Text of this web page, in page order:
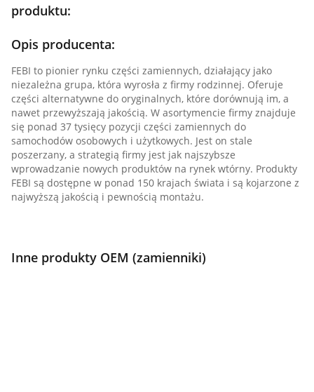
produktu:
Opis producenta:
FEBI to pionier rynku części zamiennych, działający jako
niezależna grupa, która wyrosła z firmy rodzinnej. Oferuje
części alternatywne do oryginalnych, które dorównują im, a
nawet przewyższają jakością. W asortymencie firmy znajduje
się ponad 37 tysięcy pozycji części zamiennych do
samochodów osobowych i użytkowych. Jest on stale
poszerzany, a strategią firmy jest jak najszybsze
wprowadzanie nowych produktów na rynek wtórny. Produkty
FEBI są dostępne w ponad 150 krajach świata i są kojarzone z
najwyższą jakością i pewnością montażu.
Inne produkty OEM (zamienniki)